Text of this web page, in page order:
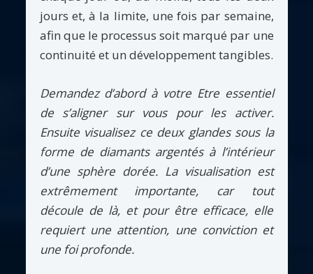
jours et, à la limite, une fois par semaine,
afin que le processus soit marqué par une
continuité et un développement tangibles.
Demandez d’abord à votre Etre essentiel
de s’aligner sur vous pour les activer.
Ensuite visualisez ce deux glandes sous la
forme de diamants argentés à l’intérieur
d’une sphère dorée. La visualisation est
extrêmement importante, car tout
découle de là, et pour être efficace, elle
requiert une attention, une conviction et
une foi profonde.